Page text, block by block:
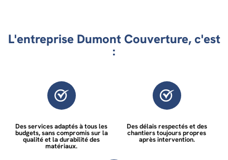
L'entreprise Dumont Couverture, c'est
:
Des services adaptés à tous les
budgets, sans compromis sur la
qualité et la durabilité des
matériaux.
Des délais respectés et des
chantiers toujours propres
après intervention.